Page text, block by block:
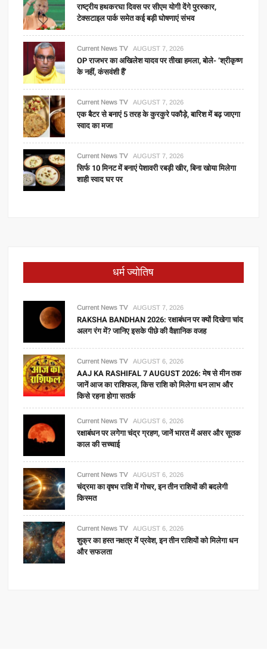
राष्ट्रीय हथकरघा दिवस पर सीएम योगी देंगे पुरस्कार,
टेक्सटाइल पार्क समेत कई बड़ी घोषणाएं संभव
Current News TV AUGUST 7, 2026
OP राजभर का अखिलेश यादव पर तीखा हमला, बोले- ‘श्रीकृष्ण
के नहीं, कंसवंशी हैं’
Current News TV AUGUST 7, 2026
एक बैटर से बनाएं 5 तरह के कुरकुरे पकौड़े, बारिश में बढ़ जाएगा
स्वाद का मजा
Current News TV AUGUST 7, 2026
सिर्फ 10 मिनट में बनाएं पेशावरी रबड़ी खीर, बिना खोया मिलेगा
शाही स्वाद घर पर
धर्म ज्योतिष
Current News TV AUGUST 7, 2026
RAKSHA BANDHAN 2026: रक्षाबंधन पर क्यों दिखेगा चांद
अलग रंग में? जानिए इसके पीछे की वैज्ञानिक वजह
Current News TV AUGUST 6, 2026
AAJ KA RASHIFAL 7 AUGUST 2026: मेष से मीन तक
जानें आज का राशिफल, किस राशि को मिलेगा धन लाभ और
किसे रहना होगा सतर्क
Current News TV AUGUST 6, 2026
रक्षाबंधन पर लगेगा चंद्र ग्रहण, जानें भारत में असर और सूतक
काल की सच्चाई
Current News TV AUGUST 6, 2026
चंद्रमा का वृषभ राशि में गोचर, इन तीन राशियों की बदलेगी
किस्मत
Current News TV AUGUST 6, 2026
शुक्र का हस्त नक्षत्र में प्रवेश, इन तीन राशियों को मिलेगा धन
और सफलता